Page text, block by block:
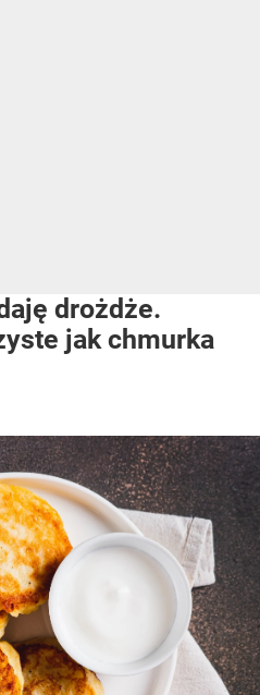
drożdże.
jak chmurka